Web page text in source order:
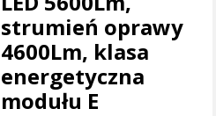
strumień oprawy
4600Lm, klasa
energetyczna
modułu E